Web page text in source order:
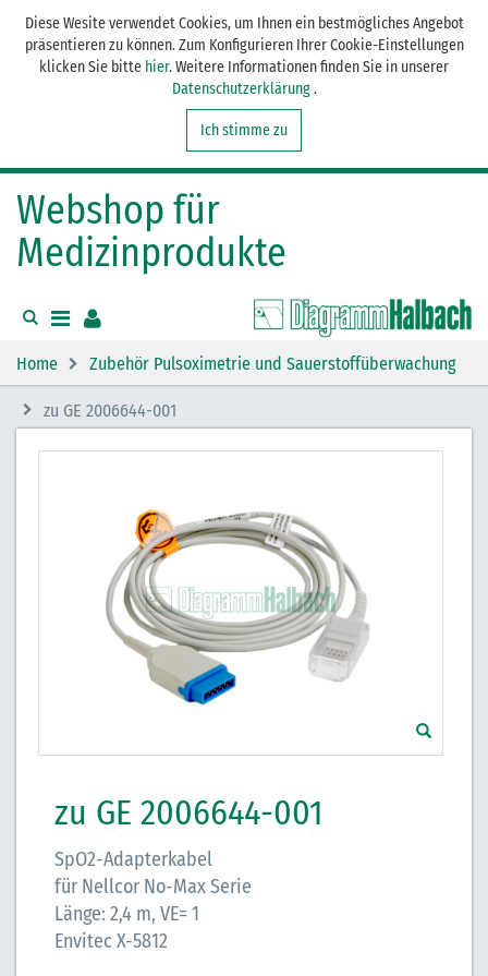
Diese Wesite verwendet Cookies, um Ihnen ein bestmögliches Angebot
präsentieren zu können. Zum Konfigurieren Ihrer Cookie-Einstellungen
klicken Sie bitte hier. Weitere Informationen finden Sie in unserer
Datenschutzerklärung.
Ich stimme zu
Webshop für
Medizinprodukte
Home Zubehör Pulsoximetrie und Sauerstoffüberwachung
zu GE 2006644-001
zu GE 2006644-001
SpO2-Adapterkabel
für Nellcor No-Max Serie
Länge: 2,4 m, VE= 1
Envitec X-5812